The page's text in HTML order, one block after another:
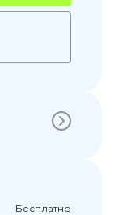
Бесплатно